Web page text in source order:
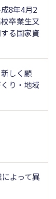
8年4月2
卒業生又
る国家資
しく顧
り・地域
よって異